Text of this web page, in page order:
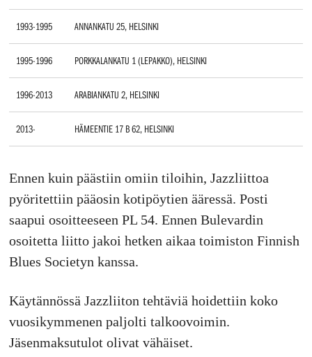
1993-1995 ANNANKATU 25, HELSINKI
1995-1996 PORKKALANKATU 1 (LEPAKKO), HELSINKI
1996-2013 ARABIANKATU 2, HELSINKI
2013- HÄMEENTIE 17 B 62, HELSINKI
Ennen kuin päästiin omiin tiloihin, Jazzliittoa
pyöritettiin pääosin kotipöytien ääressä. Posti
saapui osoitteeseen PL 54. Ennen Bulevardin
osoitetta liitto jakoi hetken aikaa toimiston Finnish
Blues Societyn kanssa.
Käytännössä Jazzliiton tehtäviä hoidettiin koko
vuosikymmenen paljolti talkoovoimin.
Jäsenmaksutulot olivat vähäiset.